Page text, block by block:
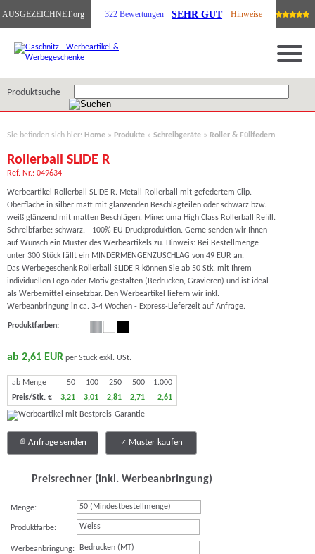
AUSGEZEICHNET.org 322 Bewertungen SEHR GUT Hinweise
Produktsuche
Sie befinden sich hier: Home » Produkte » Schreibgeräte » Roller & Füllfedern
Rollerball SLIDE R
Ref.-Nr.: 049634
Werbeartikel Rollerball SLIDE R. Metall-Rollerball mit gefedertem Clip.
Oberfläche in silber matt mit glänzenden Beschlagteilen oder schwarz bzw.
weiß glänzend mit matten Beschlägen. Mine: uma High Class Rollerball Refill.
Schreibfarbe: schwarz. - 100% EU Druckproduktion. Gerne senden wir Ihnen
auf Wunsch ein Muster des Werbeartikels zu. Hinweis: Bei Bestellmenge
unter 300 Stück fällt ein MINDERMENGENZUSCHLAG von 49 EUR an.
Das Werbegeschenk Rollerball SLIDE R können Sie ab 50 Stk. mit Ihrem
individuellen Logo oder Motiv gestalten (Bedrucken, Gravieren) und ist ideal
als Werbemittel einsetzbar. Den Werbeartikel liefern wir inkl.
Werbeanbringung in ca. 3-4 Wochen - Express-Lieferzeit auf Anfrage.
Produktfarben:
ab 2,61 EUR per Stück exkl. USt.
ab Menge 50 100 250 500
1.000
Preis/Stk. €
3,21 3,01 2,81 2,71 2,61
Anfrage senden Muster kaufen
Preisrechner (inkl. Werbeanbringung)
Menge:
Produktfarbe: Weiss
Werbeanbringung: Bedrucken (MT)